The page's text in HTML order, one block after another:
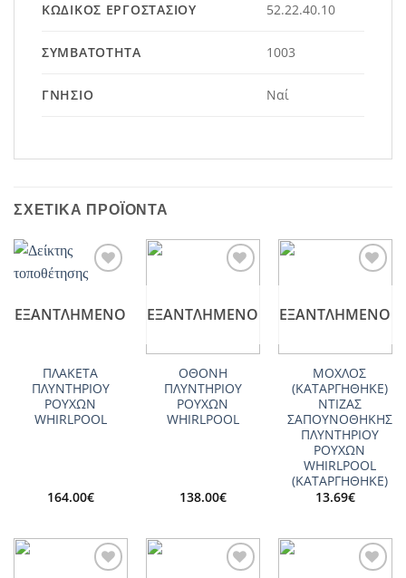
ΚΩΔΙΚΌΣ ΕΡΓΟΣΤΑΣΊΟΥ 52.22.40.10
ΣΥΜΒΑΤΌΤΗΤΑ 1003
ΓΝΉΣΙΟ Ναί
ΣΧΕΤΙΚΆ ΠΡΟΪΌΝΤΑ
Add to
ΕΞΑΝΤΛΗΜΈΝΟ
ΠΛΑΚΕΤΑ
ΠΛΥΝΤΗΡΙΟΥ
ΡΟΥΧΩΝ
WHIRLPOOL
164.00€
ΕΞΑΝΤΛΗΜΈΝΟ
ΟΘΟΝΗ
ΠΛΥΝΤΗΡΙΟΥ
ΡΟΥΧΩΝ
WHIRLPOOL
138.00€
ΕΞΑΝΤΛΗΜΈΝΟ
ΜΟΧΛΟΣ
(ΚΑΤΑΡΓΗΘΗΚΕ)
ΝΤΙΖΑΣ
ΣΑΠΟΥΝΟΘΗΚΗΣ
ΠΛΥΝΤΗΡΙΟΥ
ΡΟΥΧΩΝ
WHIRLPOOL
(ΚΑΤΑΡΓΗΘΗΚΕ)
13.69€